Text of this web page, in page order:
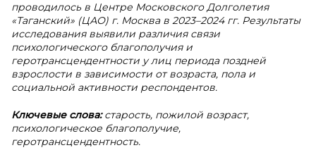
проводилось в Центре Московского Долголетия
«Таганский» (ЦАО) г. Москва в 2023–2024 гг. Результаты
исследования выявили различия связи
психологического благополучия и
геротрансцендентности у лиц периода поздней
взрослости в зависимости от возраста, пола и
социальной активности респондентов.
Ключевые слова:старость, пожилой возраст,
психологическое благополучие,
геротрансцендентность.